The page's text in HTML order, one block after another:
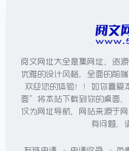
阅文网址大全是集网址、资
优雅的设计风格，全面的前
欢迎您的体验！！如你喜
面”将本站下载到你的桌面
仅为网址导航，网站来源于
有问题，